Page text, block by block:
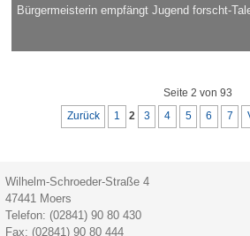
Bürgermeisterin empfängt Jugend forscht-
Seite 2 von 93
Zurück 1 2 3 4 5 6 7
Wilhelm-Schroeder-Straße 4
47441 Moers
Telefon: (02841) 90 80 430
Fax: (02841) 90 80 444